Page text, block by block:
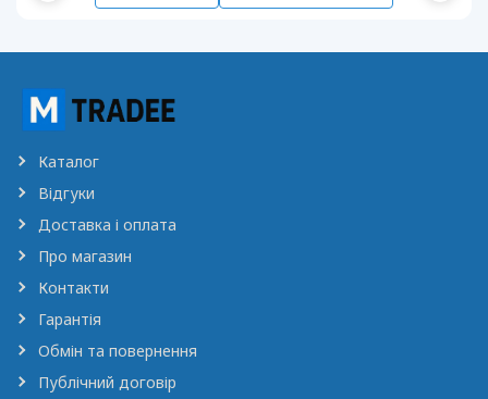
Каталог
Відгуки
Доставка і оплата
Про магазин
Контакти
Гарантія
Обмін та повернення
Публічний договір